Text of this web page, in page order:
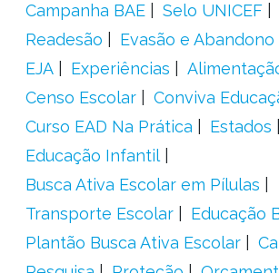
Campanha BAE Selo UNICEF
Readesão
Evasão e Abandono
EJA
Experiências
Censo Escolar
Conviva
Curso EAD Na Prática
Estados
Educação Infantil
Busca Ativa Escolar em Pílulas
Transporte Escolar
Educação
Plantão Busca Ativa Escolar